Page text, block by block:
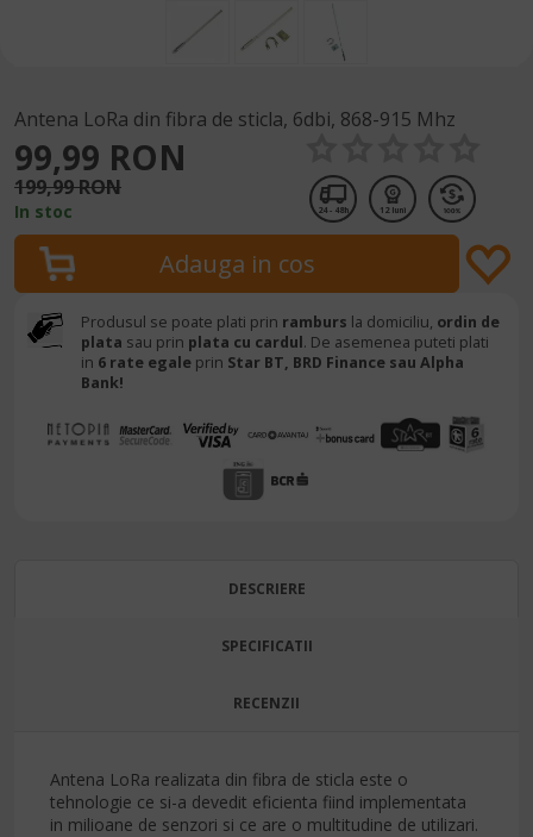
Antena LoRa din fibra de sticla, 6dbi, 868-915 Mhz
99,99 RON
199,99 RON
In stoc 24 - 48h 12 luni
Produsul se poate plati prin ramburs la domiciliu, ordin de
plata sau prin plata cu cardul. De asemenea puteti plati
in 6 rate egale prin Star BT, BRD Finance sau Alpha
Bank!
DESCRIERE
SPECIFICATII
RECENZII
Antena LoRa realizata din fibra de sticla este o
tehnologie ce si-a devedit eficienta fiind implementata
in milioane de senzori si ce are o multitudine de utilizari.